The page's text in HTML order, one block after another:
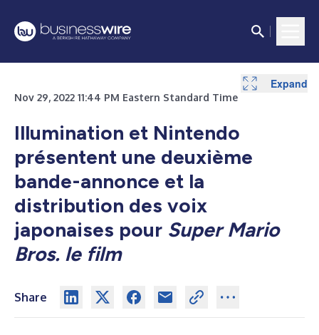
Nov 29, 2022 11:44 PM Eastern Standard Time
Illumination et Nintendo
présentent une deuxième
bande-annonce et la
distribution des voix
japonaises pour Super Mario
Bros. le film
Share
Expand